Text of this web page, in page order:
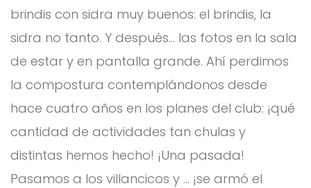
brindis con sidra muy buenos: el brindis, la
sidra no tanto. Y después… las fotos en la sala
de estar y en pantalla grande. Ahí perdimos
la compostura contemplándonos desde
hace cuatro años en los planes del club: ¡qué
cantidad de actividades tan chulas y
distintas hemos hecho! ¡Una pasada!
Pasamos a los villancicos y … ¡se armó el